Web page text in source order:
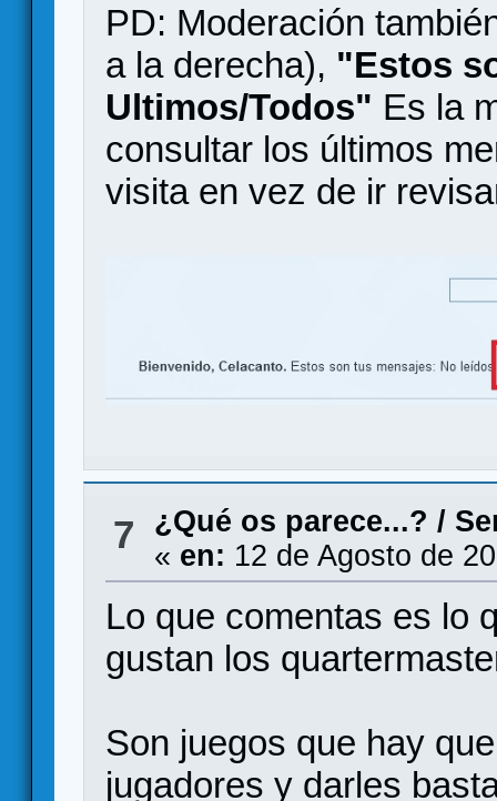
PD: Moderación
a la derecha), "Estos
Ultimos/Todos" Es la
consultar los últimos
visita en vez de ir
7 ¿Qué os parece...? /
« en: 12 de Agosto de
Lo que comentas es lo
gustan los
Son juegos que hay
jugadores y darles